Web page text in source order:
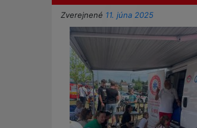
Zverejnené 11. júna 2025